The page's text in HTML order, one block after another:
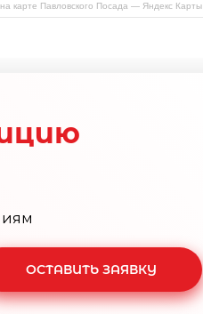
карте Павловского Посада — Яндекс Карты
ОСТАВИТЬ ЗАЯВКУ